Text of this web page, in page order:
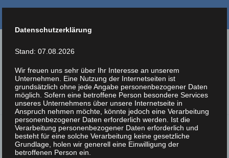
Soziale Initiative
Salzburg
Startseite Datenschutzerklärung
Datenschutzerklärung
Stand: 07.08.2026
Wir freuen uns sehr über Ihr Interesse an unserem
Unternehmen. Eine Nutzung der Internetseiten ist
grundsätzlich ohne jede Angabe personenbezogener Daten
möglich. Sofern eine betroffene Person besondere Services
unseres Unternehmens über unsere Internetseite in
Anspruch nehmen möchte, könnte jedoch eine Verarbeitung
personenbezogener Daten erforderlich werden. Ist die
Verarbeitung personenbezogener Daten erforderlich und
besteht für eine solche Verarbeitung keine gesetzliche
Grundlage, holen wir generell eine Einwilligung der
betroffenen Person ein.